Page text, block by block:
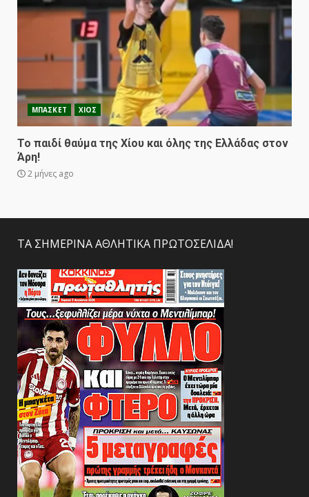
ΜΠΑΣΚΕΤ ΧΙΟΣ
Το παιδί θαύμα της Χίου και όλης της Ελλάδας στον
Άρη!
2 μήνες ago
ΤΑ ΣΗΜΕΡΙΝΑ ΑΘΛΗΤΙΚΑ ΠΡΩΤΟΣΕΛΙΔΑ!